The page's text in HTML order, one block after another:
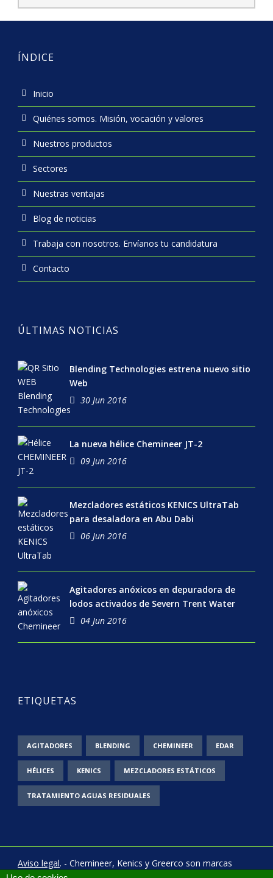
ÍNDICE
Inicio
Quiénes somos. Misión, vocación y valores
Nuestros productos
Sectores
Nuestras ventajas
Blog de noticias
Trabaja con nosotros. Envíanos tu candidatura
Contacto
ÚLTIMAS NOTICIAS
Blending Technologies estrena nuevo sitio
Web
30 Jun 2016
La nueva hélice Chemineer JT-2
09 Jun 2016
Mezcladores estáticos KENICS UltraTab
para desaladora en Abu Dabi
06 Jun 2016
Agitadores anóxicos en depuradora de
lodos activados de Severn Trent Water
04 Jun 2016
ETIQUETAS
AGITADORES BLENDING CHEMINEER EDAR
HÉLICES KENICS MEZCLADORES ESTÁTICOS
TRATAMIENTO AGUAS RESIDUALES
Aviso legal. - Chemineer, Kenics y Greerco son marcas